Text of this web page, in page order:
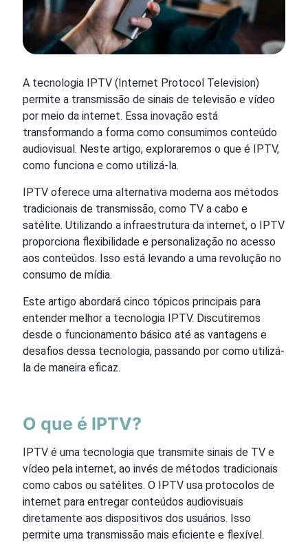
A tecnologia IPTV (Internet Protocol Television)
permite a transmissão de sinais de televisão e vídeo
por meio da internet. Essa inovação está
transformando a forma como consumimos conteúdo
audiovisual. Neste artigo, exploraremos o que é IPTV,
como funciona e como utilizá-la.
IPTV oferece uma alternativa moderna aos métodos
tradicionais de transmissão, como TV a cabo e
satélite. Utilizando a infraestrutura da internet, o IPTV
proporciona flexibilidade e personalização no acesso
aos conteúdos. Isso está levando a uma revolução no
consumo de mídia.
Este artigo abordará cinco tópicos principais para
entender melhor a tecnologia IPTV. Discutiremos
desde o funcionamento básico até as vantagens e
desafios dessa tecnologia, passando por como utilizá-
la de maneira eficaz.
O que é IPTV?
IPTV é uma tecnologia que transmite sinais de TV e
vídeo pela internet, ao invés de métodos tradicionais
como cabos ou satélites. O IPTV usa protocolos de
internet para entregar conteúdos audiovisuais
diretamente aos dispositivos dos usuários. Isso
permite uma transmissão mais eficiente e flexível.